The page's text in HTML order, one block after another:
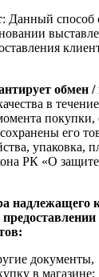
: Данный способ
обмен /
в
покупки,
его
упаковка,
РК «О
надлежащего
документы,
в магазине;